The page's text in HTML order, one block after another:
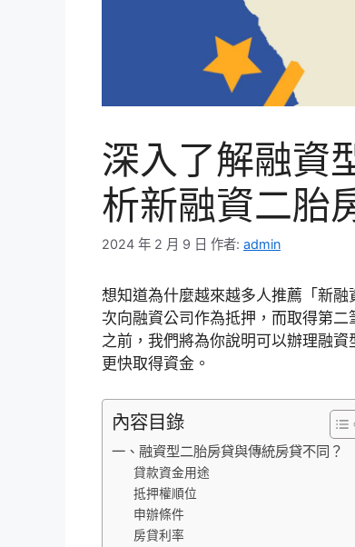
深入了解融資
析新融資二胎
2024 年 2 月 9 日 作者: admin
想知道為什麼越來越多人推薦「新
次向融資公司作為抵押，而取得第
之前，我們將為你說明可以辦理融
更快取得資金。
內容目錄
一、融資型二胎房貸與傳統房貸不同？
貸款資金用途
抵押權順位
申辦條件
房貸利率